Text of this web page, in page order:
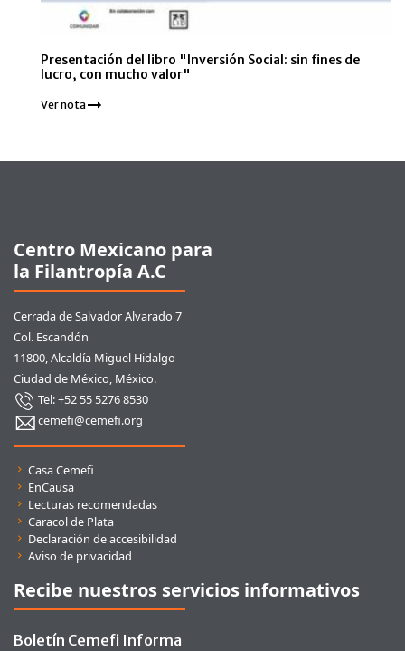
Presentación del libro "Inversión Social: sin fines de
lucro, con mucho valor"
Ver nota
Centro Mexicano para
la Filantropía A.C
Cerrada de Salvador Alvarado 7
Col. Escandón
11800, Alcaldía Miguel Hidalgo
Ciudad de México, México.
Tel: +52 55 5276 8530
cemefi@cemefi.org
Casa Cemefi
EnCausa
Lecturas recomendadas
Caracol de Plata
Declaración de accesibilidad
Aviso de privacidad
Recibe nuestros servicios informativos
Boletín Cemefi Informa